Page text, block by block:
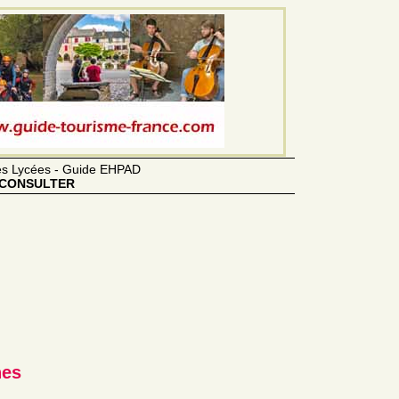
Lycées - Guide EHPAD